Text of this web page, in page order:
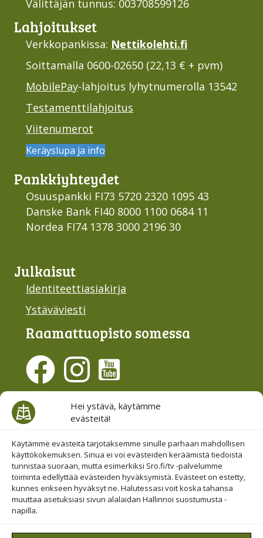
Hei ystävä, käytämme
evästeitä!
Käytämme evästeitä tarjotaksemme sinulle parhaan mahdollisen
käyttökokemuksen. Sinua ei voi evästeiden keräämistä tiedoista
tunnistaa suoraan, mutta esimerkiksi Sro.fi/tv -palvelumme
toiminta edellyttää evästeiden hyväksymistä. Evästeet on estetty,
kunnes erikseen hyväksyt ne. Halutessasi voit koska tahansa
muuttaa asetuksiasi sivun alalaidan Hallinnoi suostumusta -
napilla.
Välittäjän tunnus: 003708599126
Lahjoi­tukset
Verkkopankissa: Nettikolehti.fi
Soittamalla 0600-02650 (22,13 € + pvm)
MobilePay-lahjoitus lyhytnumerolla 13542
Testamenttilahjoitus
Viitenumerot
Keräyslupa ja info
Pankki­yhteydet
Osuuspankki FI73 5720 2320 1095 43
Danske Bank FI40 8000 1100 0684 11
Nordea FI74 1378 3000 2196 30
Julkaisut
Identiteettiasiakirja
Ystäväviesti
Raamattu­opisto somessa
Evästesuostumus
Hallinnoi evästeitä
Etsi sivuiltamme
© 2019-2026 Suomen Raamattuopiston Säätiö